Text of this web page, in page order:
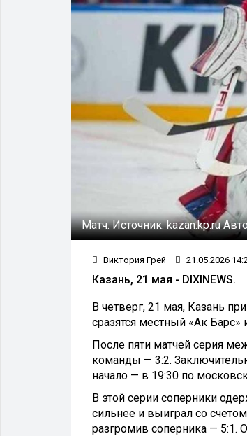
Матч.Источник:kazan.kp.ru
Виктория Грей 21.05.2026
Казань, 21 мая - DIXINEWS.
В четверг, 21 мая, Казань
сразятся местный «Ак
После пяти матчей серия
команды — 3:2.
начало — в 19:30 по
В этой серии соперники
сильнее и выиграл со
разгромив соперника — 5:1.